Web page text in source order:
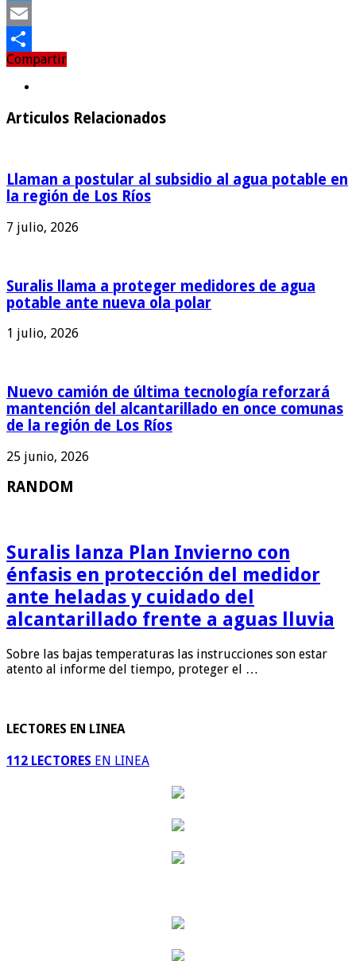
Twitter
Email
Compartir
Compartir
Articulos Relacionados
Llaman a postular al subsidio al agua potable en
la región de Los Ríos
7 julio, 2026
Suralis llama a proteger medidores de agua
potable ante nueva ola polar
1 julio, 2026
Nuevo camión de última tecnología reforzará
mantención del alcantarillado en once comunas
de la región de Los Ríos
25 junio, 2026
RANDOM
Suralis lanza Plan Invierno con
énfasis en protección del medidor
ante heladas y cuidado del
alcantarillado frente a aguas lluvia
Sobre las bajas temperaturas las instrucciones son estar
atento al informe del tiempo, proteger el …
LECTORES EN LINEA
112 LECTORES EN LINEA